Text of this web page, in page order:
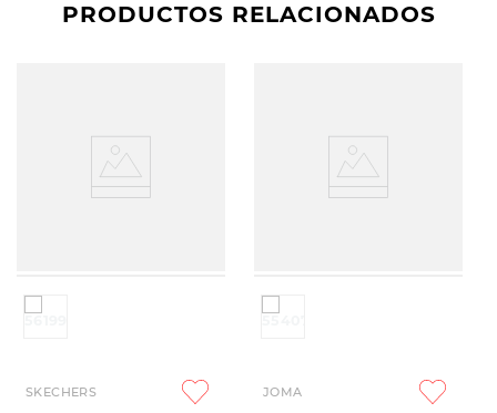
PRODUCTOS RELACIONADOS
SKECHERS JOMA